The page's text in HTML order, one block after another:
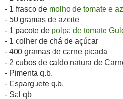
- 1 frasco de molho de tomate e
- 50 gramas de azeite
- 1 pacote de polpa de tomate
- 1 colher de chá de açúcar
- 400 gramas de carne picada
- 2 cubos de caldo natura de
- Pimenta q.b.
- Esparguete q.b.
- Sal qb